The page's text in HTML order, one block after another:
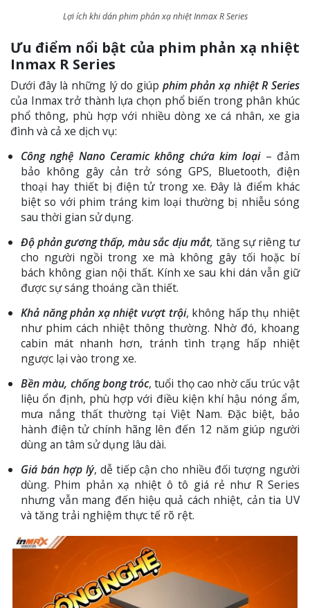
Lợi ích khi dán phim phản xạ nhiệt Inmax R Series
Ưu điểm nổi bật của phim phản xạ nhiệt
Inmax R Series
Dưới đây là những lý do giúp phim phản xạ nhiệt R Series
của Inmax trở thành lựa chọn phổ biến trong phân khúc
phổ thông, phù hợp với nhiều dòng xe cá nhân, xe gia
đình và cả xe dịch vụ:
Công nghệ Nano Ceramic không chứa kim loại– đảm
bảo không gây cản trở sóng GPS, Bluetooth, điện
thoại hay thiết bị điện tử trong xe. Đây là điểm khác
biệt so với phim tráng kim loại thường bị nhiễu sóng
sau thời gian sử dụng.
Độ phản gương thấp, màu sắc dịu mắt, tăng sự riêng tư
cho người ngồi trong xe mà không gây tối hoặc bí
bách không gian nội thất. Kính xe sau khi dán vẫn giữ
được sự sáng thoáng cần thiết.
Khả năng phản xạ nhiệt vượt trội, không hấp thụ nhiệt
như phim cách nhiệt thông thường. Nhờ đó, khoang
cabin mát nhanh hơn, tránh tình trạng hấp nhiệt
ngược lại vào trong xe.
Bền màu, chống bong tróc, tuổi thọ cao nhờ cấu trúc vật
liệu ổn định, phù hợp với điều kiện khí hậu nóng ẩm,
mưa nắng thất thường tại Việt Nam. Đặc biệt, bảo
hành điện tử chính hãng lên đến 12 năm giúp người
dùng an tâm sử dụng lâu dài.
Giá bán hợp lý, dễ tiếp cận cho nhiều đối tượng người
dùng. Phim phản xạ nhiệt ô tô giá rẻ như R Series
nhưng vẫn mang đến hiệu quả cách nhiệt, cản tia UV
và tăng trải nghiệm thực tế rõ rệt.